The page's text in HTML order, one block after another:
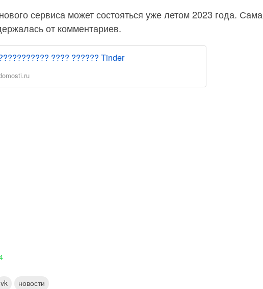
сервиса может состояться уже летом 2023 года. Сама
от комментариев.
???? ?????? Tinder
vk новости